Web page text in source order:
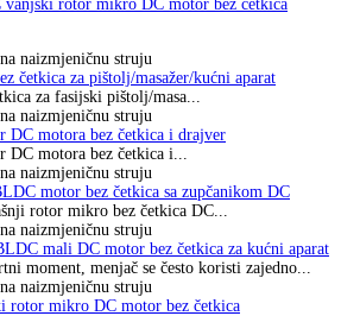
rotor mikro DC motor bez četkica
četkica za pištolj/masažer/kućni aparat
za fasijski pištolj/masa...
DC motora bez četkica i drajver
motora bez četkica i...
motor bez četkica sa zupčanikom DC
rotor mikro bez četkica DC...
mali DC motor bez četkica za kućni aparat
moment, menjač se često koristi zajedno...
rotor mikro DC motor bez četkica